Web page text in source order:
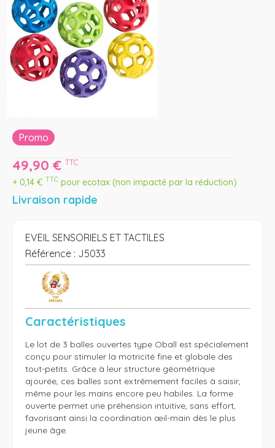
Promo
49,90 € TTC
+ 0,14 € TTC pour ecotax (non impacté par la réduction)
Livraison rapide
EVEIL SENSORIELS ET TACTILES
Référence : J5033
Caractéristiques
Le lot de 3 balles ouvertes type Oball est spécialement
conçu pour stimuler la motricité fine et globale des
tout-petits. Grâce à leur structure géométrique
ajourée, ces balles sont extrêmement faciles à saisir,
même pour les mains encore peu habiles. La forme
ouverte permet une préhension intuitive, sans effort,
favorisant ainsi la coordination œil-main dès le plus
jeune âge.